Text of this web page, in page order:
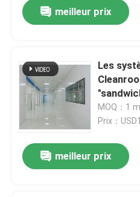
Maison
Au sujet de nous
Visite d'usine
Contrôle de qualité
meilleur prix
Les
MOQ：1
Prix：
meilleur prix